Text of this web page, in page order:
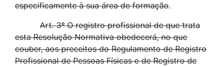
especificamente à sua área de formação.
Art. 3º O registro profissional de que trata
esta Resolução Normativa obedecerá, no que
couber, aos preceitos do Regulamento de Registro
Profissional de Pessoas Físicas e de Registro de